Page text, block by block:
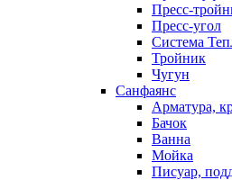
Пресс-
Пресс-угол
Система
Тройник
Чугун
Санфаянс
Арматура,
Бачок
Ванна
Мойка
Писуар,